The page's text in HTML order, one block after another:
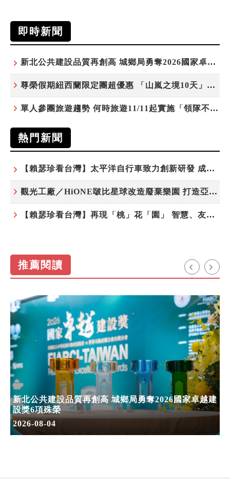
即時新聞
新北公共建設品質再創高 城鄉局勇奪2026國家卓越建設獎6項殊榮
尊榮假期紐西蘭限定團超優惠 「山嵐之境10天」挑戰市場最高CP值
單人參團旅遊趨勢 何時旅遊11/11起實施「領隊不配房」 落單更免收單房差
熱門新聞
【賴瑟珍看台灣】太平洋自行車致力創新研發 成就台灣隱形冠軍
觀光工廠／HiONE啵比星球改造廢棄樂園 打造亞洲最大寵物天堂
【賴瑟珍看台灣】再現「桃」花「園」 智慧、友善、永續成為桃園遞給國際的名片
推薦閱讀
新北公共建設品質再創高 城鄉局勇奪2026國家卓越建
設獎6項殊榮
2026-08-04